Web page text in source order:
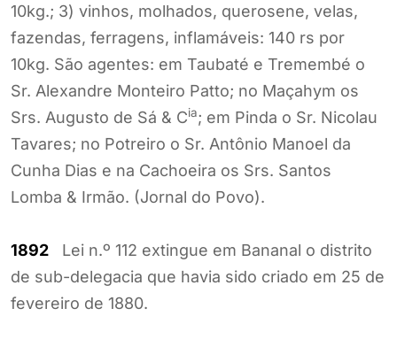
10kg.; 3) vinhos, molhados, querosene, velas,
fazendas, ferragens, inflamáveis: 140 rs por
10kg. São agentes: em Taubaté e Tremembé o
Sr. Alexandre Monteiro Patto; no Maçahym os
Srs. Augusto de Sá & Cia; em Pinda o Sr. Nicolau
Tavares; no Potreiro o Sr. Antônio Manoel da
Cunha Dias e na Cachoeira os Srs. Santos
Lomba & Irmão. (Jornal do Povo).
1892 Lei n.º 112 extingue em Bananal o distrito
de sub-delegacia que havia sido criado em 25 de
fevereiro de 1880.